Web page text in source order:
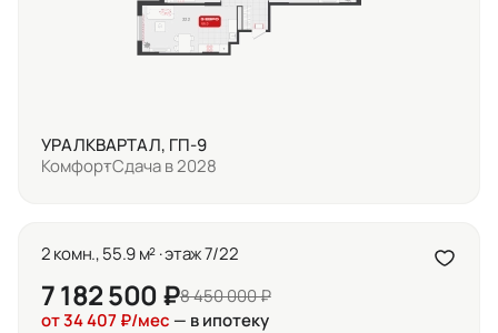
УРАЛКВАРТАЛ, ГП-9
КомфортСдача в 2028
2 комн., 55.9 м² · этаж 7/22
7 182 500 ₽8 450 000 ₽
от 34 407 ₽/мес — в ипотеку